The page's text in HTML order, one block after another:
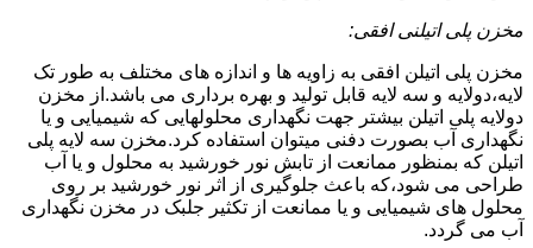
مخزن پلی اتیلنی افقی:
مخزن پلی اتیلن افقی به زاویه ها و اندازه های مختلف به طور تک
لایه،دولایه و سه لایه قابل تولید و بهره برداری می باشد.از مخزن
دولایه پلی اتیلن بیشتر جهت نگهداری محلولهایی که شیمیایی و یا
نگهداری آب بصورت دفنی میتوان استفاده کرد.مخزن سه لایه پلی
اتیلن که بمنظور ممانعت از تابش نور خورشید به محلول و یا آب
طراحی می شود،که باعث جلوگیری از اثر نور خورشید بر روی
محلول های شیمیایی و یا ممانعت از تکثیر جلبک در مخزن نگهداری
آب می گردد.